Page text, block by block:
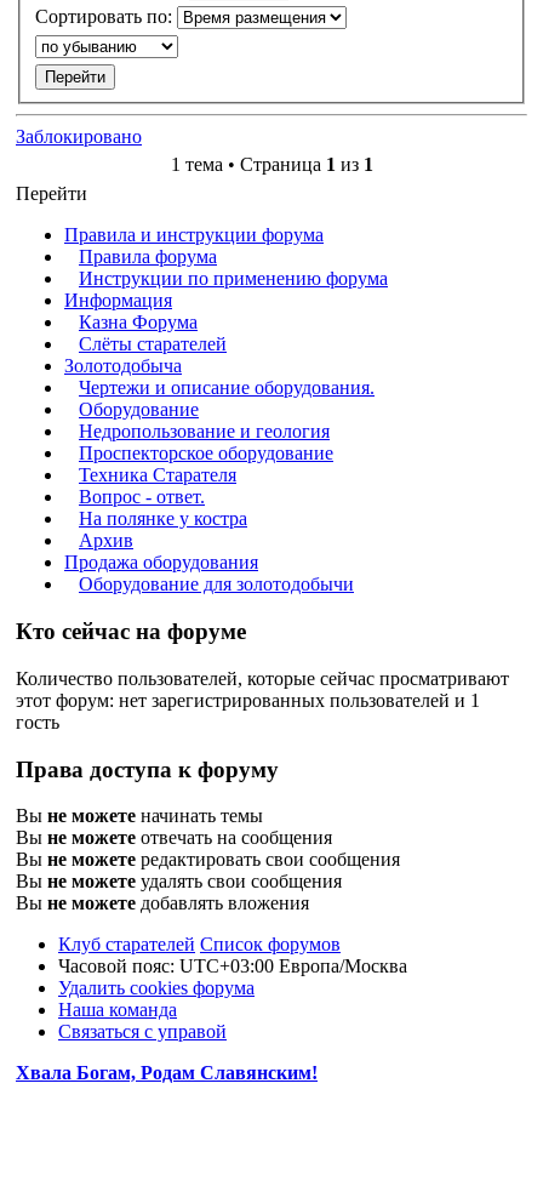
Сортировать по:
Заблокировано
1 тема • Страница 1из 1
Перейти
Правила и инструкции форума
Правила форума
Инструкции по применению форума
Информация
Казна Форума
Слёты старателей
Золотодобыча
Чертежи и описание оборудования.
Оборудование
Недропользование и геология
Проспекторское оборудование
Техника Старателя
Вопрос - ответ.
На полянке у костра
Архив
Продажа оборудования
Оборудование для золотодобычи
Кто сейчас на форуме
Количество пользователей, которые сейчас просматривают
этот форум: нет зарегистрированных пользователей и 1
гость
Права доступа к форуму
Вы не можете начинать темы
Вы не можете отвечать на сообщения
Вы не можете редактировать свои сообщения
Вы не можете удалять свои сообщения
Вы не можете добавлять вложения
Клуб старателей Список форумов
Часовой пояс: UTC+03:00 Европа/Москва
Удалить cookies форума
Наша команда
Связаться с управой
Хвала Богам, Родам Славянским!